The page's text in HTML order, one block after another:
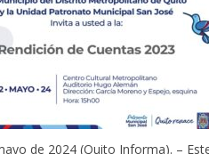
de 2024 (Quito Informa). –